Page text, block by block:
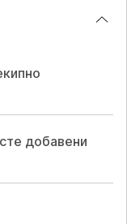
добавени